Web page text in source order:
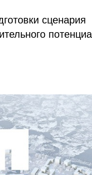
сценария